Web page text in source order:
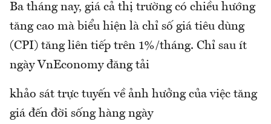
Ba tháng nay, giá cả thị trường có chiều hướng
tăng cao mà biểu hiện là chỉ số giá tiêu dùng
(CPI) tăng liên tiếp trên 1%/tháng. Chỉ sau ít
ngày VnEconomy đăng tải
khảo sát trực tuyến về ảnh hưởng của việc tăng
giá đến đời sống hàng ngày